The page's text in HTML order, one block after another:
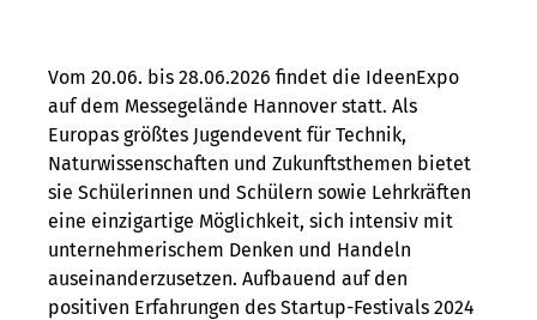
Vom 20.06. bis 28.06.2026 findet die IdeenExpo
auf dem Messegelände Hannover statt. Als
Europas größtes Jugendevent für Technik,
Naturwissenschaften und Zukunftsthemen bietet
sie Schülerinnen und Schülern sowie Lehrkräften
eine einzigartige Möglichkeit, sich intensiv mit
unternehmerischem Denken und Handeln
auseinanderzusetzen. Aufbauend auf den
positiven Erfahrungen des Startup-Festivals 2024